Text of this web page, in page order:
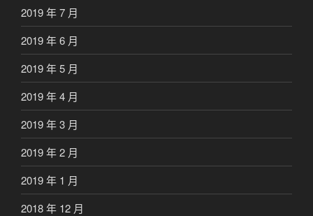
2019 年 7 月
2019 年 6 月
2019 年 5 月
2019 年 4 月
2019 年 3 月
2019 年 2 月
2019 年 1 月
2018 年 12 月